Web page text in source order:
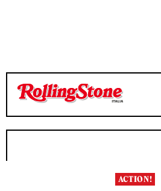
TEMPO DI LETTURA 6 MINUTI
TEMPO DI LETTURA 6 MINUTI
ACTION!